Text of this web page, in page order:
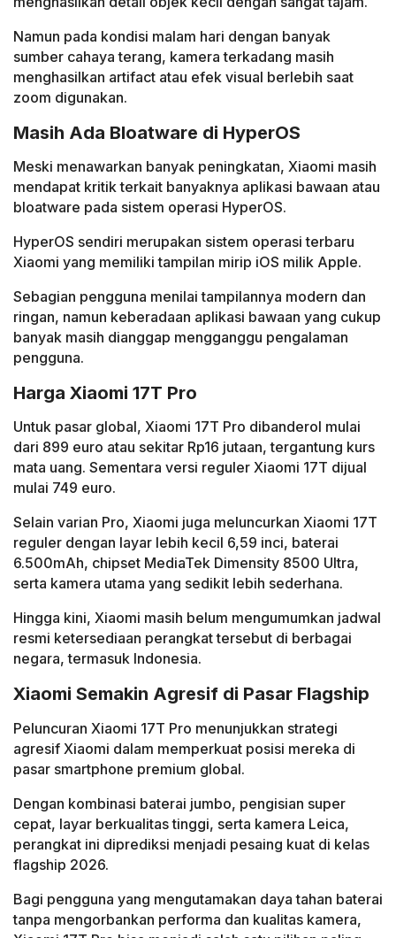
Namun pada kondisi malam hari dengan banyak
sumber cahaya terang, kamera terkadang masih
menghasilkan artifact atau efek visual berlebih saat
zoom digunakan.
Masih Ada Bloatware di HyperOS
Meski menawarkan banyak peningkatan, Xiaomi masih
mendapat kritik terkait banyaknya aplikasi bawaan atau
bloatware pada sistem operasi HyperOS.
HyperOS sendiri merupakan sistem operasi terbaru
Xiaomi yang memiliki tampilan mirip iOS milik Apple.
Sebagian pengguna menilai tampilannya modern dan
ringan, namun keberadaan aplikasi bawaan yang cukup
banyak masih dianggap mengganggu pengalaman
pengguna.
Harga Xiaomi 17T Pro
Untuk pasar global, Xiaomi 17T Pro dibanderol mulai
dari 899 euro atau sekitar Rp16 jutaan, tergantung kurs
mata uang. Sementara versi reguler Xiaomi 17T dijual
mulai 749 euro.
Selain varian Pro, Xiaomi juga meluncurkan Xiaomi 17T
reguler dengan layar lebih kecil 6,59 inci, baterai
6.500mAh, chipset MediaTek Dimensity 8500 Ultra,
serta kamera utama yang sedikit lebih sederhana.
Hingga kini, Xiaomi masih belum mengumumkan jadwal
resmi ketersediaan perangkat tersebut di berbagai
negara, termasuk Indonesia.
Xiaomi Semakin Agresif di Pasar Flagship
Peluncuran Xiaomi 17T Pro menunjukkan strategi
agresif Xiaomi dalam memperkuat posisi mereka di
pasar smartphone premium global.
Dengan kombinasi baterai jumbo, pengisian super
cepat, layar berkualitas tinggi, serta kamera Leica,
perangkat ini diprediksi menjadi pesaing kuat di kelas
flagship 2026.
Bagi pengguna yang mengutamakan daya tahan baterai
tanpa mengorbankan performa dan kualitas kamera,